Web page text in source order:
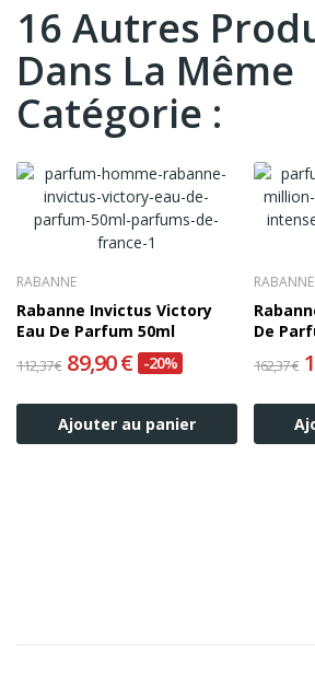
16 Autres
Dans La Même
Catégorie :
RABANNE
Rabanne Invictus Victory
Eau De Parfum 50ml
112,37 € 89,90 € -20%
Ajouter au panier
RABANNE
De
162,37 €